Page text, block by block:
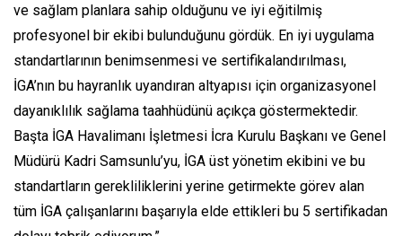
ve sağlam planlara sahip olduğunu ve iyi eğitilmiş
profesyonel bir ekibi bulunduğunu gördük. En iyi uygulama
standartlarının benimsenmesi ve sertifikalandırılması,
İGA’nın bu hayranlık uyandıran altyapısı için organizasyonel
dayanıklılık sağlama taahhüdünü açıkça göstermektedir.
Başta İGA Havalimanı İşletmesi İcra Kurulu Başkanı ve Genel
Müdürü Kadri Samsunlu’yu, İGA üst yönetim ekibini ve bu
standartların gerekliliklerini yerine getirmekte görev alan
tüm İGA çalışanlarını başarıyla elde ettikleri bu 5 sertifikadan